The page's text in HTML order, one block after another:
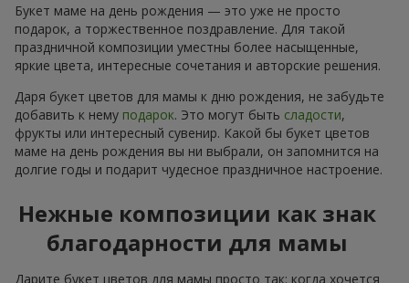
Букет маме на день рождения — это уже не просто
подарок, а торжественное поздравление. Для такой
праздничной композиции уместны более насыщенные,
яркие цвета, интересные сочетания и авторские решения.
Даря букет цветов для мамы к дню рождения, не забудьте
добавить к нему подарок. Это могут быть сладости,
фрукты или интересный сувенир. Какой бы букет цветов
маме на день рождения вы ни выбрали, он запомнится на
долгие годы и подарит чудесное праздничное настроение.
Нежные композиции как знак
благодарности для мамы
Дарите букет цветов для мамы просто так: когда хочется